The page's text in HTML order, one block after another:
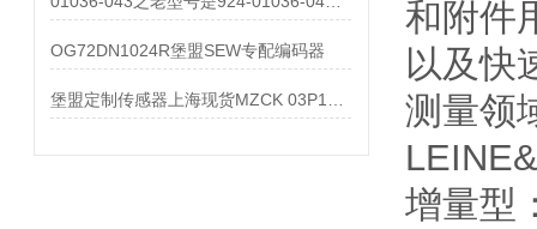
OG72DN1024R堡盟SEW专配编码器
和附件
以及快
测量领
增量型